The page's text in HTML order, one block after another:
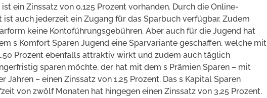
ein Zinssatz von 0,125 Prozent vorhanden. Durch die Online-
auch jederzeit ein Zugang für das Sparbuch verfügbar. Zudem
keine Kontoführungsgebühren. Aber auch für die Jugend hat
s Komfort Sparen Jugend eine Sparvariante geschaffen, welche mit
Prozent ebenfalls attraktiv wirkt und zudem auch täglich
sparen möchte, der hat mit dem s Prämien Sparen – mit
Jahren – einen Zinssatz von 1,25 Prozent. Das s Kapital Sparen
von zwölf Monaten hat hingegen einen Zinssatz von 3,25 Prozent.